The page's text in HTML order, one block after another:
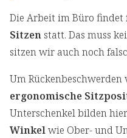
Die Arbeit im Büro findet
Sitzen statt. Das muss
sitzen wir auch noch
Um Rückenbeschwerden
ergonomische
Unterschenkel bilden
Winkelwie Ober- und